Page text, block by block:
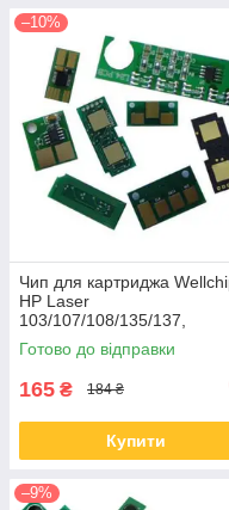
–10%
Чип для картриджа
HP Laser
103/107/108/135/137,
W1106A, 1K (CHW1106A)
Готово до відправки
165 ₴ 184 ₴
Купити
–9%